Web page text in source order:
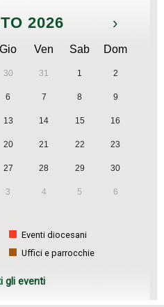
2026 ›
Gio Ven Sab Dom
30 31 1 2
6 7 8 9
13 14 15 16
20 21 22 23
27 28 29 30
3 4 5 6
Eventi diocesani
Uffici e parrocchie
gli eventi